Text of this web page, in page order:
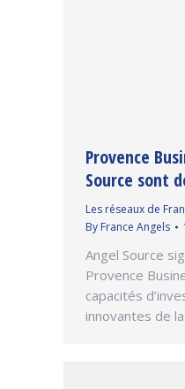
Provence
Source sont
Les réseaux de
By France Angels
Angel Source
Provence
capacités
innovantes de